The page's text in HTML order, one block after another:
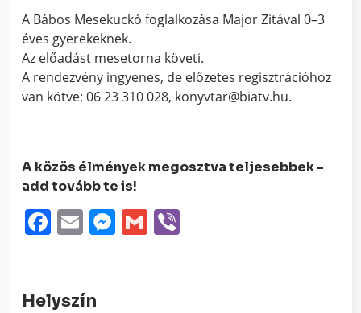
A Bábos Mesekuckó foglalkozása Major Zitával 0–3
éves gyerekeknek.
Az előadást mesetorna követi.
A rendezvény ingyenes, de előzetes regisztrációhoz
van kötve: 06 23 310 028, konyvtar@biatv.hu.
A közös élmények megosztva teljesebbek -
add tovább te is!
Facebook
EmailMessenger
Gmail
Helyszín